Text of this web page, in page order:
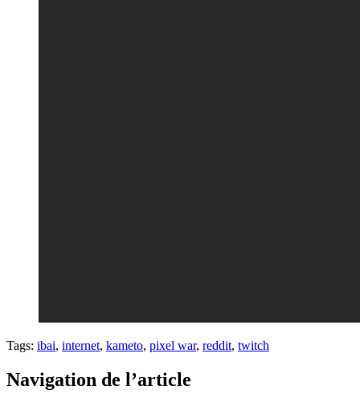
Tags: ibai, internet, kameto, pixel war, reddit, twitch
Navigation de l’article